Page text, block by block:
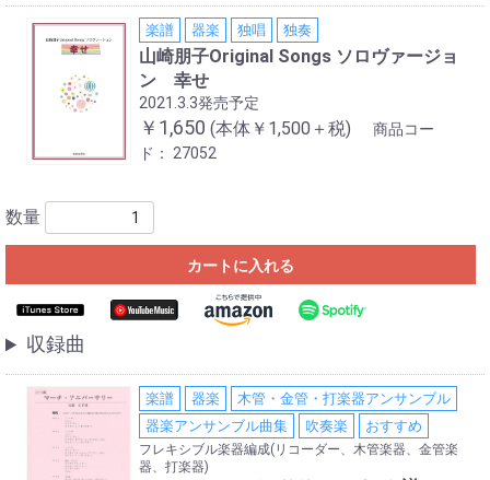
楽譜 器楽 独唱 独奏
山崎朋子Original Songs ソロヴァージョ
ン 幸せ
2021.3.3発売予定
￥1,650 (本体￥1,500＋税)
商品コー
ド： 27052
数量
カートに入れる
収録曲
楽譜 器楽
木管・金管・打楽器アンサンブル
器楽アンサンブル曲集
吹奏楽 おすすめ
フレキシブル楽器編成(リコーダー、木管楽器、金管楽
器、打楽器)